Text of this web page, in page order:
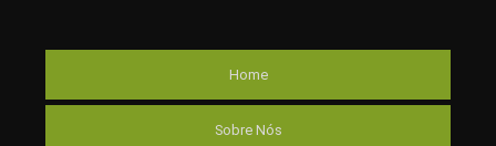
Home
Sobre Nós